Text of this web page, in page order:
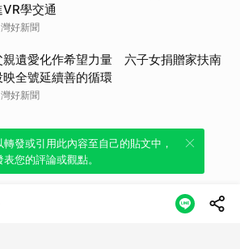
VR學交通
好新聞
親遺愛化作希望力量 六子女捐贈家扶南
映全號延續善的循環
好新聞
一鍵引用此內容，透過發布貼
達個人立場。
轉發或引用此內容至自己的貼文中，
表您的評論或觀點。